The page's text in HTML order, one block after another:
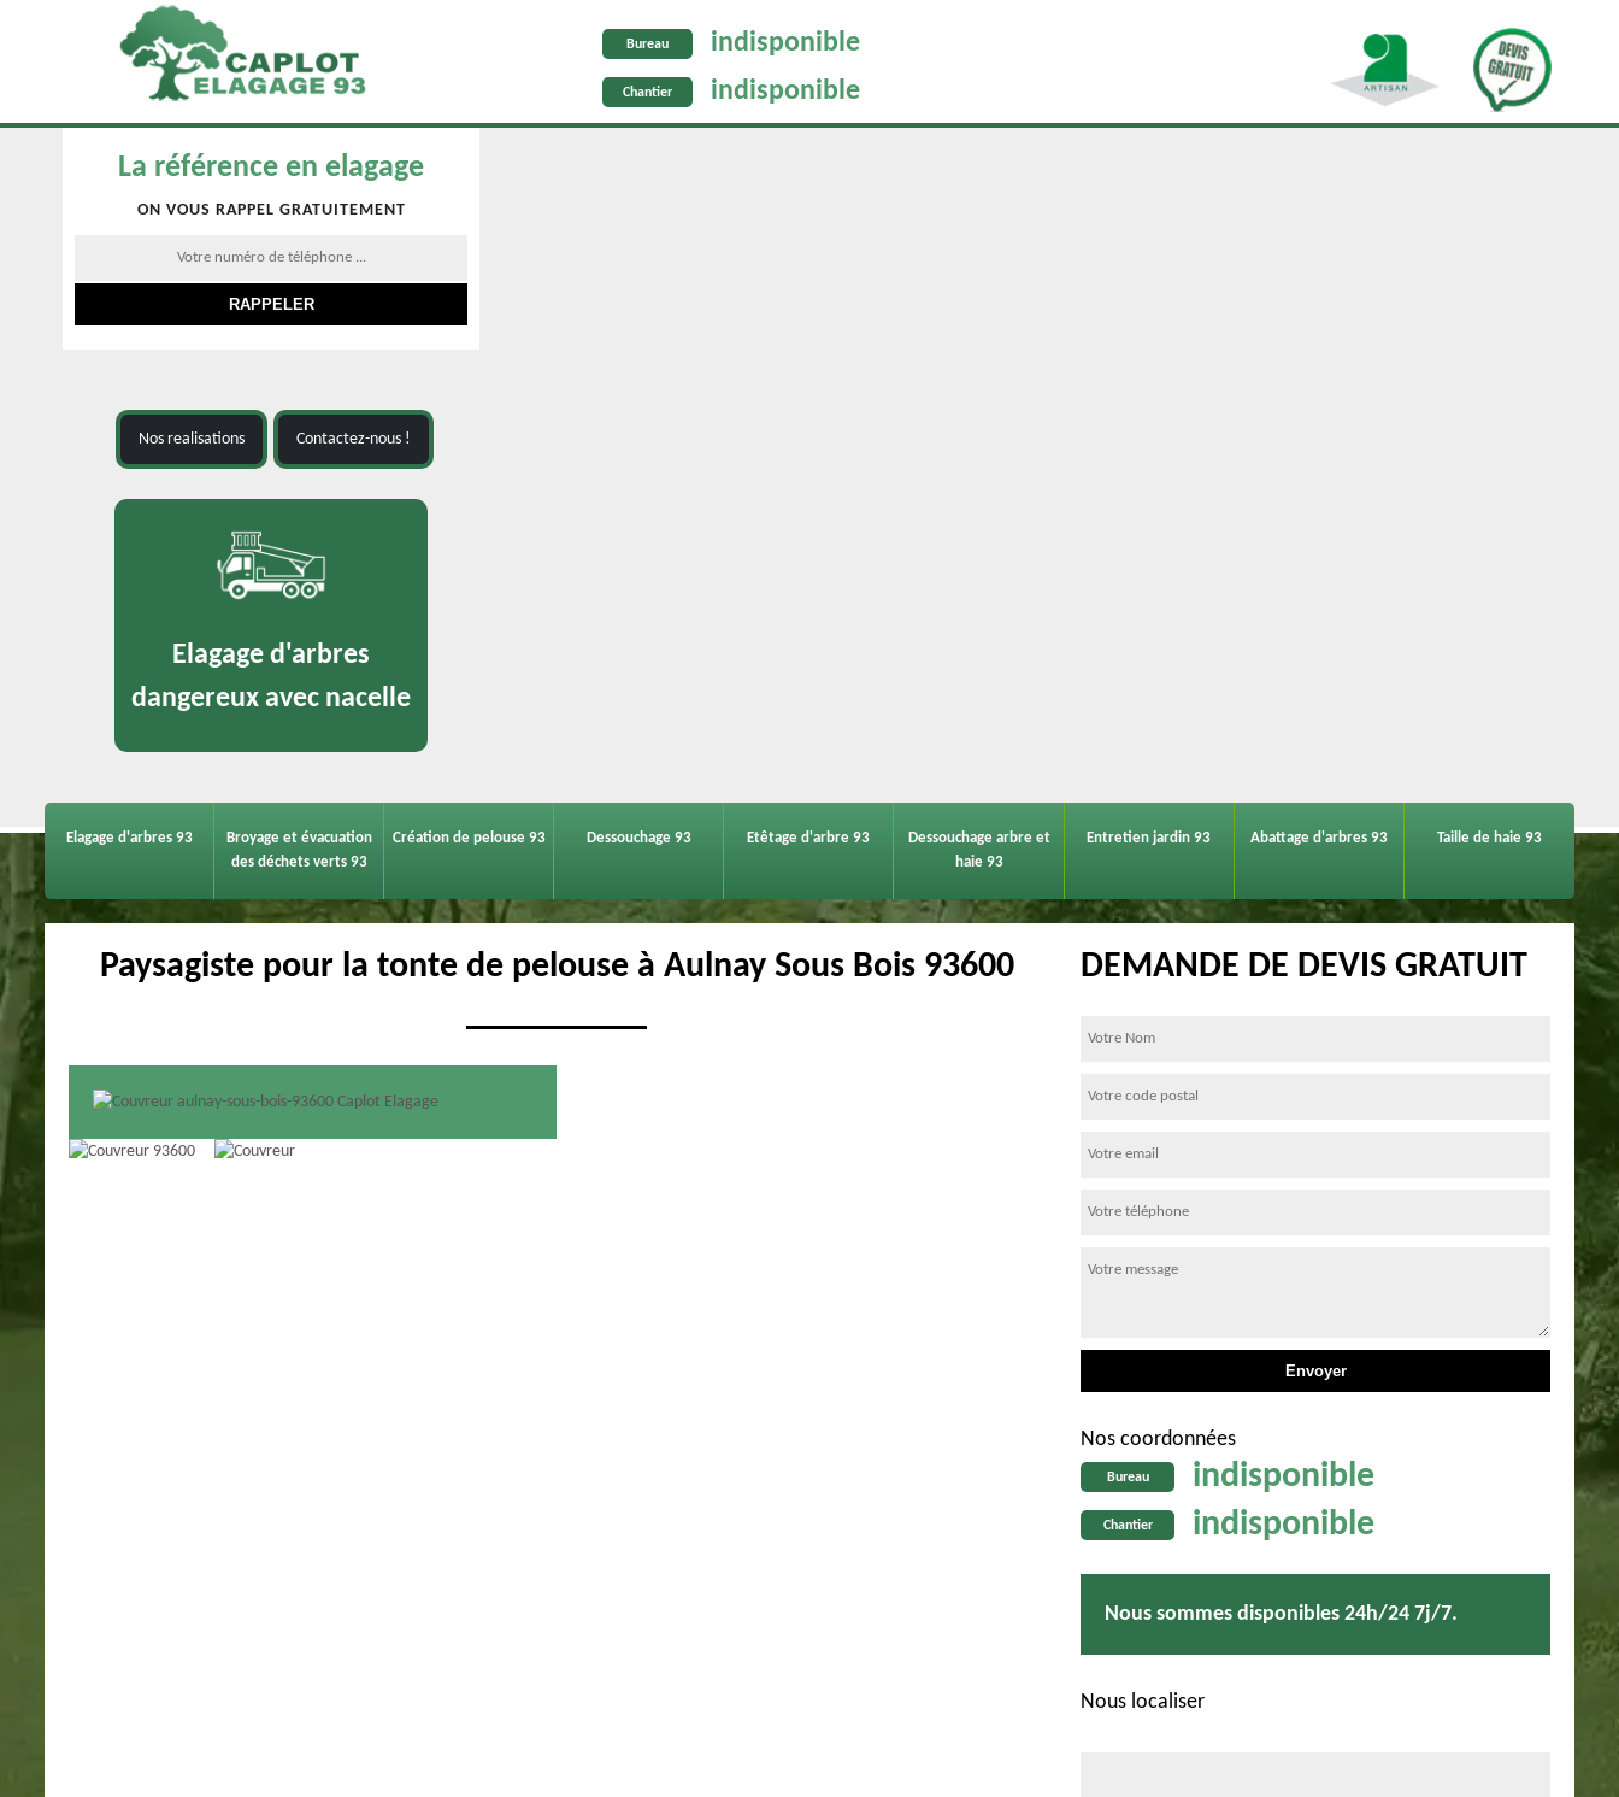
Bureau indisponible
Chantier indisponible
La référence en elagage
ON VOUS RAPPEL GRATUITEMENT
Nos realisations Contactez-nous !
Elagage d'arbres
dangereux avec nacelle
Elagage d'arbres 93
Broyage et évacuation
des déchets verts 93
Création de pelouse 93 Dessouchage 93 Etêtage d'arbre 93
Dessouchage arbre et
haie 93
Entretien jardin 93 Abattage d'arbres 93 Taille de haie 93
Paysagiste pour la tonte de pelouse à Aulnay Sous Bois 93600 DEMANDE DE DEVIS GRATUIT
Nos coordonnées
Bureau indisponible
Chantier indisponible
Nous sommes disponibles 24h/24 7j/7.
Nous localiser